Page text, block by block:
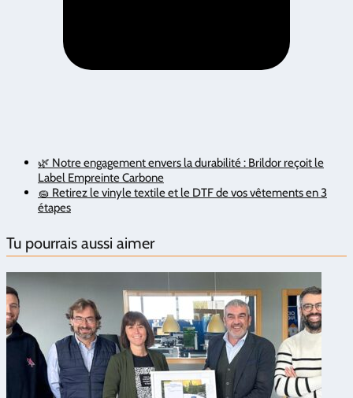
🌿 Notre engagement envers la durabilité : Brildor reçoit le
Label Empreinte Carbone
🧽 Retirez le vinyle textile et le DTF de vos vêtements en 3
étapes
Tu pourrais aussi aimer